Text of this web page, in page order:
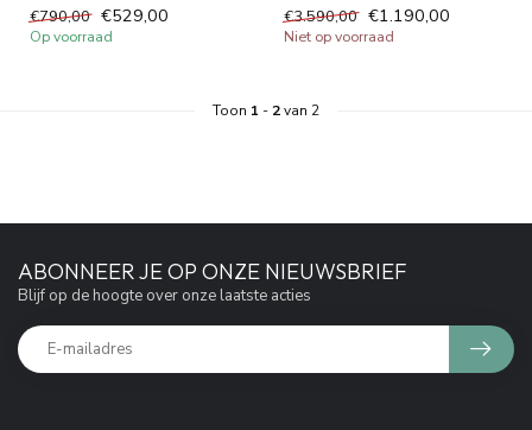
gunmetal douchekop met zijn
ch...
€790,00 €529,00
Op voorraad
hoofddouche gunmetal. ...
€3.590,00 €1.190,00
Niet op voorraad
Toon 1 - 2van 2
ABONNEER JE OP ONZE NIEUWSBRIEF
Blijf op de hoogte over onze laatste acties